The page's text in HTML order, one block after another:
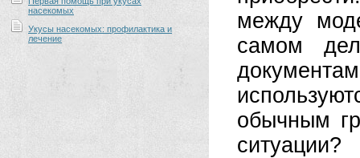
насекомых
Укусы насекомых: профилактика и
лечение
между
самом
обычным
ситуации?